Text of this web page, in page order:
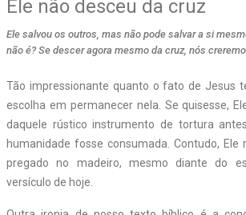
Ele não desceu da cruz
Ele salvou os outros, mas não pode salvar a si
não é? Se descer agora mesmo da cruz, nós
Tão impressionante quanto o fato de Jesus
escolha em permanecer nela. Se quisesse,
daquele rústico instrumento de tortura
humanidade fosse consumada. Contudo, Ele
pregado no madeiro, mesmo diante do
versículo de hoje.